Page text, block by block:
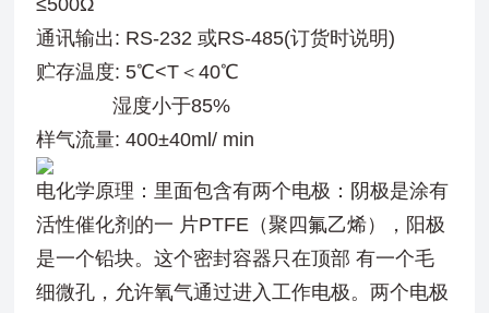
通讯输出: RS-232 或RS-485(订货时说明)
贮存温度: 5℃<T＜40℃
湿度小于85%
样气流量: 400±40ml/ min
电化学原理：里面包含有两个电极：阴极是涂有
活性催化剂的一 片PTFE（聚四氟乙烯），阳极
是一个铅块。这个密封容器只在顶部 有一个毛
细微孔，允许氧气通过进入工作电极。两个电极